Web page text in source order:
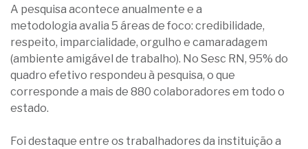
A pesquisa acontece anualmente e a
metodologia avalia 5 áreas de foco: credibilidade,
respeito, imparcialidade, orgulho e camaradagem
(ambiente amigável de trabalho). No Sesc RN, 95% do
quadro efetivo respondeu à pesquisa, o que
corresponde a mais de 880 colaboradores em todo o
estado.
Foi destaque entre os trabalhadores da instituição a